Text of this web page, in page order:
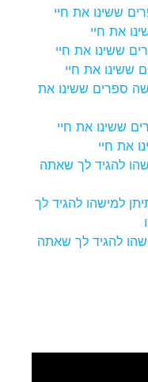
ששינו את חיי
את חיי
ששינו את חיי
ששינו את חיי
ספרים ששינו את
ששינו את חיי
את חיי
להגיד לך שאתה
למישהו להגיד לך
להגיד לך שאתה